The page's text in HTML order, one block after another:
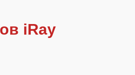
iRay